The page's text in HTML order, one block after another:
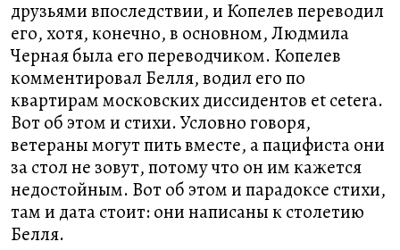
друзьями впоследствии, и Копелев переводил
его, хотя, конечно, в основном, Людмила
Черная была его переводчиком. Копелев
комментировал Белля, водил его по
квартирам московских диссидентов et cetera.
Вот об этом и стихи. Условно говоря,
ветераны могут пить вместе, а пацифиста они
за стол не зовут, потому что он им кажется
недостойным. Вот об этом и парадоксе стихи,
там и дата стоит: они написаны к столетию
Белля.